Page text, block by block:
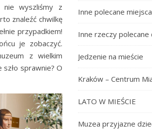
nie wyszliśmy z
znaleźć chwilkę
przypadkiem!
je zobaczyć.
z wielkim
sprawnie? O
Inne polecane miejsca
Inne rzeczy polecane
Jedzenie na mieście
Kraków – Centrum
LATO W MIEŚCIE
Muzea przyjazne